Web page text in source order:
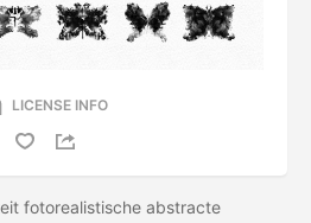
LICENSE INFO
fotorealistische abstracte